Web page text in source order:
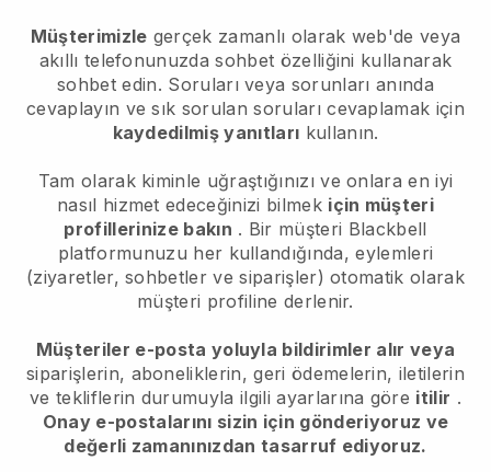
Müşterimizle gerçek zamanlı olarak web'de veya
akıllı telefonunuzda sohbet özelliğini kullanarak
sohbet edin. Soruları veya sorunları anında
cevaplayın ve sık sorulan soruları cevaplamak için
kaydedilmiş yanıtları kullanın.
Tam olarak kiminle uğraştığınızı ve onlara en iyi
nasıl hizmet edeceğinizi bilmek için müşteri
profillerinize bakın . Bir müşteri Blackbell
platformunuzu her kullandığında, eylemleri
(ziyaretler, sohbetler ve siparişler) otomatik olarak
müşteri profiline derlenir.
Müşteriler e-posta yoluyla bildirimler alır veya
siparişlerin, aboneliklerin, geri ödemelerin, iletilerin
ve tekliflerin durumuyla ilgili ayarlarına göre itilir .
Onay e-postalarını sizin için gönderiyoruz ve
değerli zamanınızdan tasarruf ediyoruz.